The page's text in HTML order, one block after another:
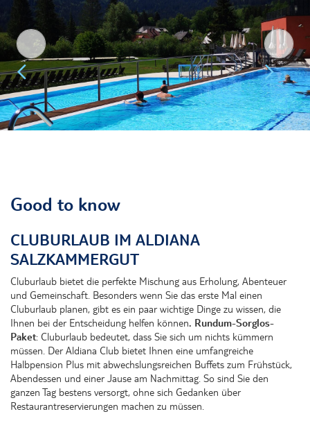
Good to know
CLUBURLAUB IM ALDIANA
SALZKAMMERGUT
Cluburlaub bietet die perfekte Mischung aus Erholung, Abenteuer
und Gemeinschaft. Besonders wenn Sie das erste Mal einen
Cluburlaub planen, gibt es ein paar wichtige Dinge zu wissen, die
Ihnen bei der Entscheidung helfen können. Rundum-Sorglos-
Paket: Cluburlaub bedeutet, dass Sie sich um nichts kümmern
müssen. Der Aldiana Club bietet Ihnen eine umfangreiche
Halbpension Plus mit abwechslungsreichen Buffets zum Frühstück,
Abendessen und einer Jause am Nachmittag. So sind Sie den
ganzen Tag bestens versorgt, ohne sich Gedanken über
Restaurantreservierungen machen zu müssen.